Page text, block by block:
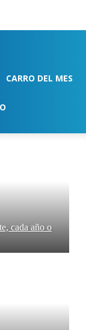
CARRO DEL MES
cada año o